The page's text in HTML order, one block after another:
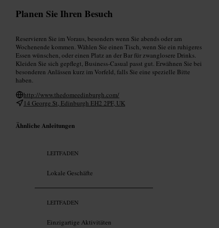
Planen Sie Ihren Besuch
Reservieren Sie im Voraus, besonders wenn Sie abends oder am
Wochenende kommen. Wählen Sie einen Tisch, wenn Sie ein ruhigeres
Essen wünschen, oder einen Platz an der Bar für zwanglosere Drinks.
Kleiden Sie sich gepflegt, Business-Casual passt gut. Erwähnen Sie bei
besonderen Anlässen kurz im Vorfeld, falls Sie eine spezielle Bitte
haben.
http://www.thedomeedinburgh.com/
14 George St, Edinburgh EH2 2PF, UK
Ähnliche Anleitungen
LEITFADEN
Lokale Geschäfte
LEITFADEN
Einzigartige Aktivitäten